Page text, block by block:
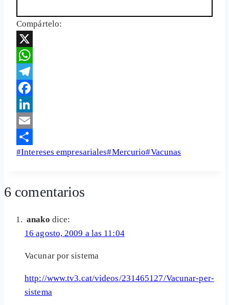
Compártelo:
X
WhatsApp
Telegram
Facebook
LinkedIn
Email
Share
Etiquetas
entrada:
#Intereses empresariales#Mercurio#Vacunas
6 comentarios
anako dice:
16 agosto, 2009 a las 11:04
Vacunar por sistema
http://www.tv3.cat/videos/231465127/Vacunar-per-
sistema